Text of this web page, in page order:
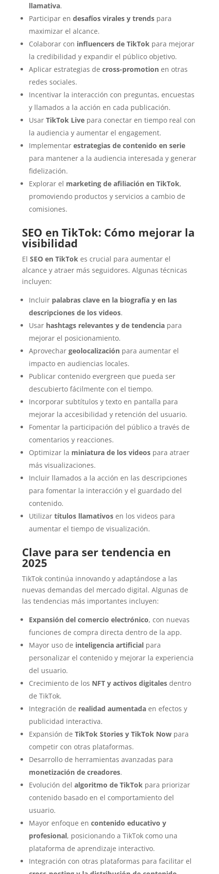
llamativa.
Participar en desafíos virales y trendspara
maximizar el alcance.
Colaborar con influencers de TikTok para mejorar
la credibilidad y expandir el público objetivo.
Aplicar estrategias de cross-promotionen otras
redes sociales.
Incentivar la interacción con preguntas, encuestas
y llamados a la acción en cada publicación.
Usar TikTok Livepara conectar en tiempo real con
la audiencia y aumentar el engagement.
Implementar estrategias de contenido en serie
para mantener a la audiencia interesada y generar
fidelización.
Explorar el marketing de afiliación en TikTok,
promoviendo productos y servicios a cambio de
comisiones.
SEO en TikTok: Cómo mejorar la
visibilidad
El SEO en TikTok es crucial para aumentar el
alcance y atraer más seguidores. Algunas técnicas
incluyen:
Incluir palabras clave en la biografía y en las
descripciones de los videos.
Usar hashtags relevantes y de tendenciapara
mejorar el posicionamiento.
Aprovechar geolocalizaciónpara aumentar el
impacto en audiencias locales.
Publicar contenido evergreen que pueda ser
descubierto fácilmente con el tiempo.
Incorporar subtítulos y texto en pantalla para
mejorar la accesibilidad y retención del usuario.
Fomentar la participación del público a través de
comentarios y reacciones.
Optimizar la miniatura de los videospara atraer
más visualizaciones.
Incluir llamados a la acción en las descripciones
para fomentar la interacción y el guardado del
contenido.
Utilizar títulos llamativosen los videos para
aumentar el tiempo de visualización.
Clave para ser tendencia en
2025
TikTok continúa innovando y adaptándose a las
nuevas demandas del mercado digital. Algunas de
las tendencias más importantes incluyen:
Expansión del comercio electrónico, con nuevas
funciones de compra directa dentro de la app.
Mayor uso de inteligencia artificialpara
personalizar el contenido y mejorar la experiencia
del usuario.
Crecimiento de los NFT y activos digitalesdentro
de TikTok.
Integración de realidad aumentadaen efectos y
publicidad interactiva.
Expansión de TikTok Stories y TikTok Nowpara
competir con otras plataformas.
Desarrollo de herramientas avanzadas para
monetización de creadores.
Evolución del algoritmo de TikTok para priorizar
contenido basado en el comportamiento del
usuario.
Mayor enfoque en contenido educativo y
profesional, posicionando a TikTok como una
plataforma de aprendizaje interactivo.
Integración con otras plataformas para facilitar el